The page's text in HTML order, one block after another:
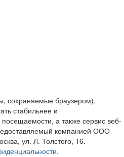
сохраняемые браузером),
стабильнее и
посещаемости, а также сервис веб-
компанией ООО
ул. Л. Толстого, 16.